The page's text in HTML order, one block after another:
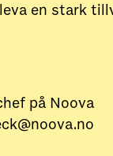
en stark
på Noova